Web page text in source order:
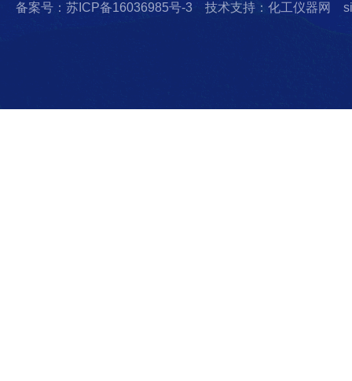
备案号：苏ICP备16036985号-3 技术支持：化工仪器网